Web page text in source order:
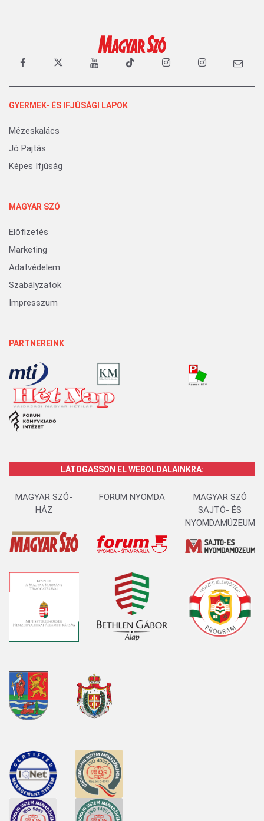
GYERMEK- ÉS IFJÚSÁGI LAPOK
Mézeskalács
Jó Pajtás
Képes Ifjúság
MAGYAR SZÓ
Előfizetés
Marketing
Adatvédelem
Szabályzatok
Impresszum
PARTNEREINK
LÁTOGASSON EL WEBOLDALAINKRA:
MAGYAR SZÓ-
HÁZ
FORUM NYOMDA
MAGYAR SZÓ
SAJTÓ- ÉS
NYOMDAMÚZEUM